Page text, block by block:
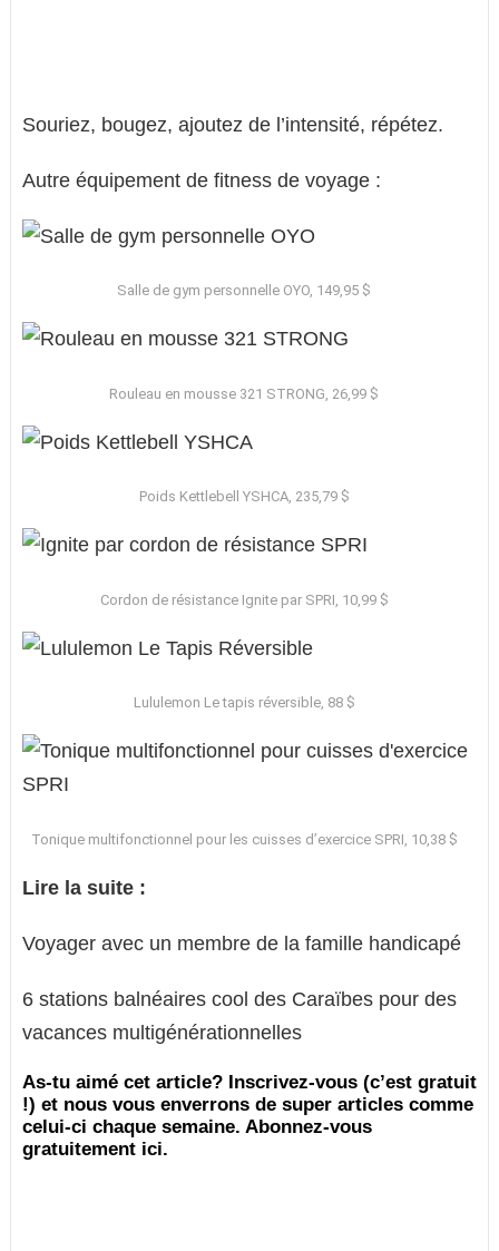
Souriez, bougez, ajoutez de l’intensité, répétez.
Autre équipement de fitness de voyage :
Salle de gym personnelle OYO, 149,95 $
Rouleau en mousse 321 STRONG, 26,99 $
Poids Kettlebell YSHCA, 235,79 $
Cordon de résistance Ignite par SPRI, 10,99 $
Lululemon Le tapis réversible, 88 $
Tonique multifonctionnel pour les cuisses d’exercice SPRI, 10,38 $
Lire la suite :
Voyager avec un membre de la famille handicapé
6 stations balnéaires cool des Caraïbes pour des
vacances multigénérationnelles
As-tu aimé cet article? Inscrivez-vous (c’est gratuit
!) et nous vous enverrons de super articles comme
celui-ci chaque semaine. Abonnez-vous
gratuitement ici.